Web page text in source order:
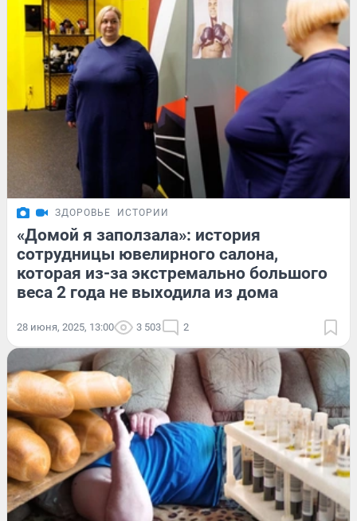
ЗДОРОВЬЕ ИСТОРИИ
«Домой я заползала»: история
сотрудницы ювелирного салона,
которая из-за экстремально большого
веса 2 года не выходила из дома
28 июня, 2025, 13:00 3 503 2